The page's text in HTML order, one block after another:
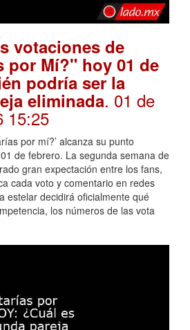
votaciones de
por Mí?" hoy 01 de
podría ser la
eliminada. 01 de
15:25
por mí?’ alcanza su punto
de febrero. La segunda semana de
gran expectación entre los fans,
cada voto y comentario en redes
estelar decidirá oficialmente qué
los números de las vota